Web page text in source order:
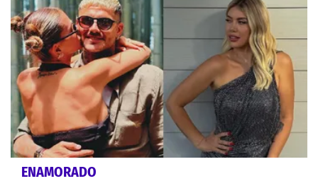
ENAMORADO